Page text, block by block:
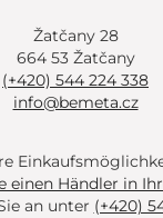
Žatčany 28
664 53 Žatčany
(+420) 544 224 338
info@bemeta.cz
einen Händler in
an unter (+420)